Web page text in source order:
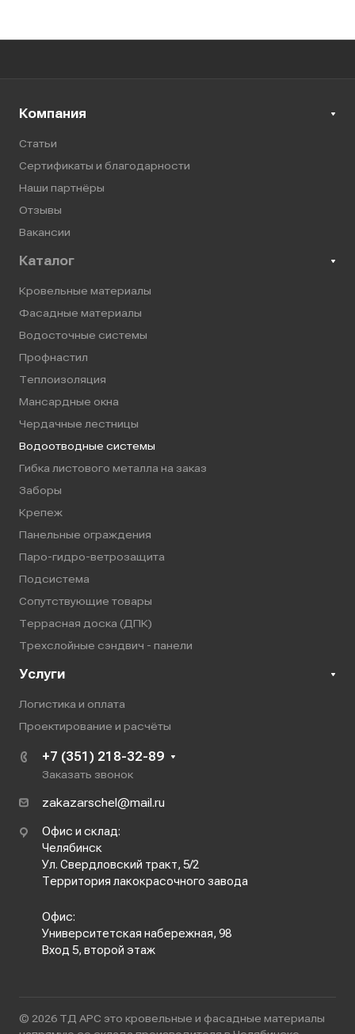
Компания
Статьи
Сертификаты и благодарности
Наши партнёры
Отзывы
Вакансии
Каталог
Кровельные материалы
Фасадные материалы
Водосточные системы
Профнастил
Теплоизоляция
Мансардные окна
Чердачные лестницы
Водоотводные системы
Гибка листового металла на заказ
Заборы
Крепеж
Панельные ограждения
Паро-гидро-ветрозащита
Подсистема
Сопутствующие товары
Террасная доска (ДПК)
Трехслойные сэндвич - панели
Услуги
Логистика и оплата
Проектирование и расчёты
+7 (351) 218-32-89
Заказать звонок
zakazarschel@mail.ru
Офис и склад:
Челябинск
Ул. Свердловский тракт, 5/2
Территория лакокрасочного завода
Офис:
Университетская набережная, 98
Вход 5, второй этаж
© 2026 ТД АРС это кровельные и фасадные материалы